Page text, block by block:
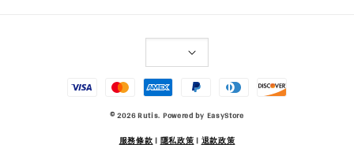
© 2026 Rutis. Powered by EasyStore
服務條款| 隱私政策| 退款政策